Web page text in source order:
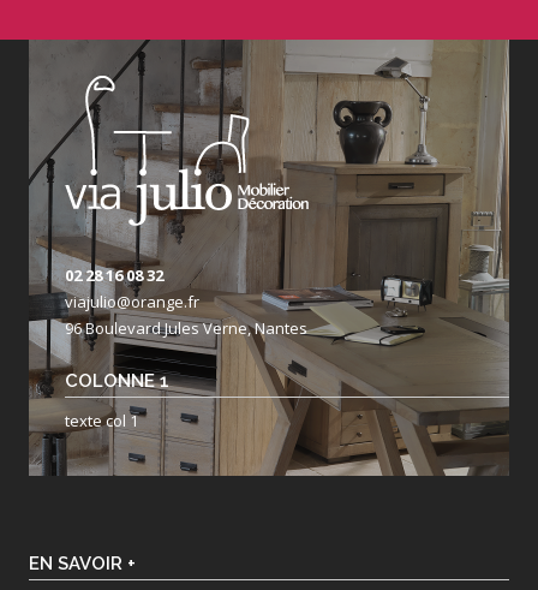
02 28 16 08 32
viajulio@orange.fr
96 Boulevard Jules Verne, Nantes
COLONNE 1
texte col 1
EN SAVOIR +